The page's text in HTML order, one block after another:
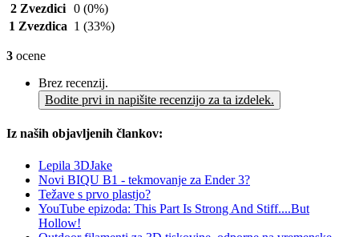
2 Zvezdici 0 (0%)
1 Zvezdica 1 (33%)
3 ocene
Brez recenzij.
Bodite prvi in napišite recenzijo za ta izdelek.
Iz naših objavljenih člankov:
Lepila 3DJake
Novi BIQU B1 - tekmovanje za Ender 3?
Težave s prvo plastjo?
YouTube epizoda: This Part Is Strong And Stiff....But
Hollow!